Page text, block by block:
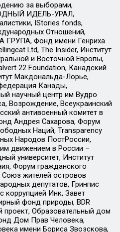
за выборами,
ИДЕЛЬ-УРАЛ,
IStories fonds,
Отношений,
Фонд имени Генриха
Ltd, The Insider, Институт
и Восточной Европы,
22 Foundation, Канадский
Макдональда-Лорье,
Канады,
научный центр им Вудро
Возрождение, Всеукраинский
антивоенный комитет в
Андрея Сахарова, Форум
Наций, Transparеncy
Народов ПостРоссии,
движением в России –
университет, Институт
Форум гражданского
жителей островов
депутатов, Гринпис
коррупцией Инк, Завет
фонд природы, BDR
проект, Образовательный дом
Дом Прав Человека,
имени Бориса Звозскова,